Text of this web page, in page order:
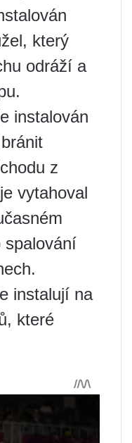
který
odráží a
instalován
z
vytahoval
spalování
instalují na
které